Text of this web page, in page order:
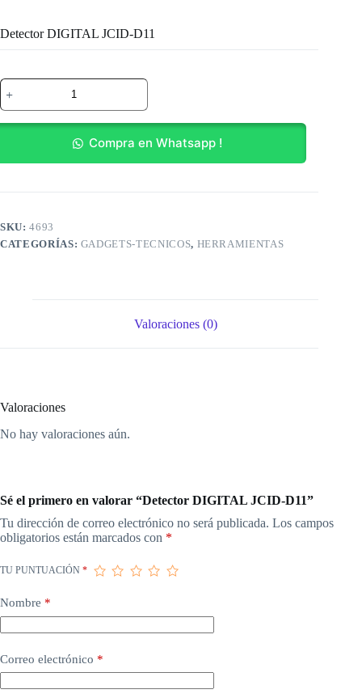
Detector DIGITAL JCID-D11
Detector
DIGITAL
JCID-
D11
Compra en Whatsapp !
SKU:4693
CATEGORÍAS: GADGETS-TECNICOS, HERRAMIENTAS
Valoraciones (0)
Valoraciones
No hay valoraciones aún.
Sé el primero en valorar “Detector DIGITAL JCID-D11”
Tu dirección de correo electrónico no será publicada. Los campos
obligatorios están marcados con *
TU PUNTUACIÓN *
Nombre *
Correo electrónico *